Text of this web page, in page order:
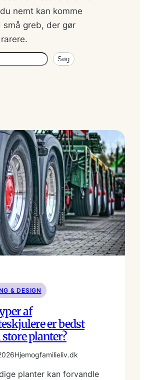
nemt kan komme
små greb, der gør
Søg
& DESIGN
af
er bedst
planter?
Hjemogfamilieliv.dk
planter kan forvandle